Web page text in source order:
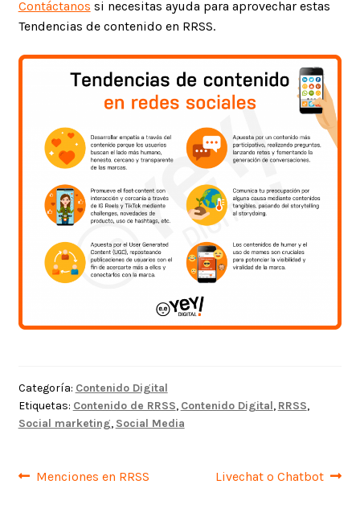
Contáctanos si necesitas ayuda para aprovechar estas
Tendencias de contenido en RRSS.
Categoría: Contenido Digital
Etiquetas: Contenido de RRSS, Contenido Digital, RRSS,
Social marketing, Social Media
Navegación
Anterior:
Menciones en RRSS Siguiente:
Livechat o Chatbot